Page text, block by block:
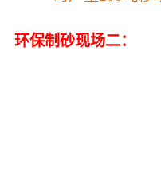
环保制砂现场二：